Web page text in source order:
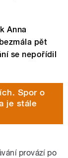
Anna
pět
se nepořídil
Spor o
je stále
provází po